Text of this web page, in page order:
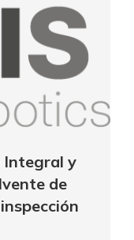
Integral y
de